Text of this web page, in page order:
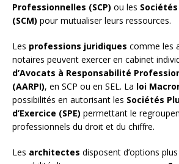
Professionnelles (SCP) ou les
(SCM) pour mutualiser leurs ressources.
Les professions juridiques comme les
notaires peuvent exercer en cabinet
d’Avocats à Responsabilité
(AARPI), en SCP ou en SEL. La loi
possibilités en autorisant les Sociétés
d’Exercice (SPE) permettant le
professionnels du droit et du chiffre.
Les architectes disposent d’options